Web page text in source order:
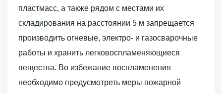
пластмасс, а также рядом с местами их
складирования на расстоянии 5 м запрещается
производить огневые, электро- и газосварочные
работы и хранить легковоспламеняющиеся
вещества. Во избежание воспламенения
необходимо предусмотреть меры пожарной